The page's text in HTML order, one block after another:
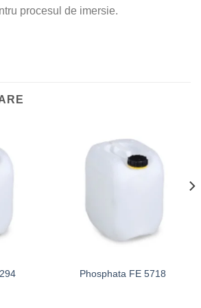
procesul de imersie.
Phosphata FE 5718